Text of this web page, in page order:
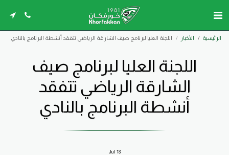
الرئيسية الأخبار اللجنة العليا لبرنامج صيف الشارقة الرياضي تتفقد أنشطة البرنامج بالنادي
اللجنة العليا لبرنامج صيف
الشارقة الرياضي تتفقد
أنشطة البرنامج بالنادي
18
Jul